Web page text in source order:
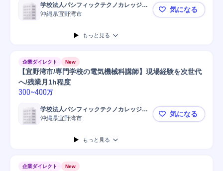
学校法人パシフィックテクノカレッジ学
園
沖縄県宜野湾市 【宜野湾市/
気になる
もっと見る
企業ダイレクト New
【宜野湾市/専門学校の電気機械科講師】現場経験を次世代
へ/残業月1h程度
300~400万
学校法人パシフィックテクノカレッジ学
園
沖縄県宜野湾市 【宜野湾市/
気になる
もっと見る
企業ダイレクト New